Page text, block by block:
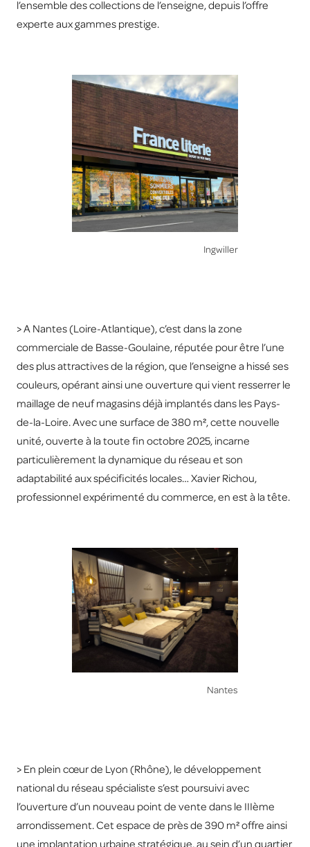
l’ensemble des collections de l’enseigne, depuis l’offre
experte aux gammes prestige.
Ingwiller
> A Nantes (Loire-Atlantique), c’est dans la zone
commerciale de Basse-Goulaine, réputée pour être l’une
des plus attractives de la région, que l’enseigne a hissé ses
couleurs, opérant ainsi une ouverture qui vient resserrer le
maillage de neuf magasins déjà implantés dans les Pays-
de-la-Loire. Avec une surface de 380 m², cette nouvelle
unité, ouverte à la toute fin octobre 2025, incarne
particulièrement la dynamique du réseau et son
adaptabilité aux spécificités locales… Xavier Richou,
professionnel expérimenté du commerce, en est à la tête.
Nantes
> En plein cœur de Lyon (Rhône), le développement
national du réseau spécialiste s’est poursuivi avec
l’ouverture d’un nouveau point de vente dans le IIIème
arrondissement. Cet espace de près de 390 m² offre ainsi
une implantation urbaine stratégique, au sein d’un quartier